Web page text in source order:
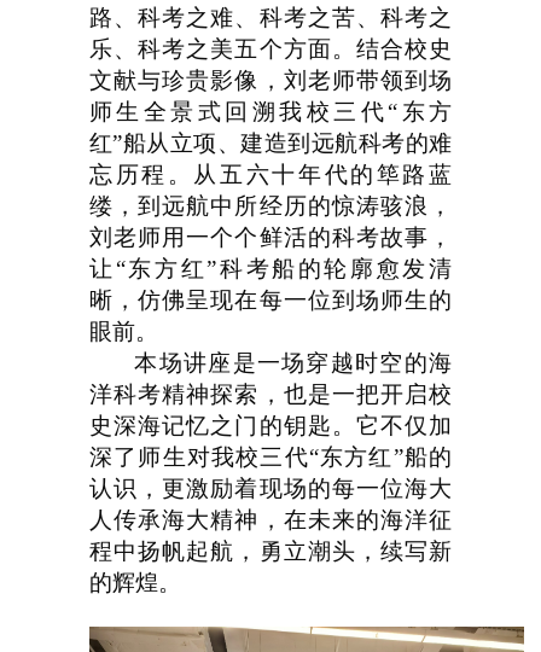
路、科考之难、科考之苦、科考之
乐、科考之美五个方面。结合校史
文献与珍贵影像，刘老师带领到场
师生全景式回溯我校三代“东方
红”船从立项、建造到远航科考的难
忘历程。从五六十年代的筚路蓝
缕，到远航中所经历的惊涛骇浪，
刘老师用一个个鲜活的科考故事，
让“东方红”科考船的轮廓愈发清
晰，仿佛呈现在每一位到场师生的
眼前。
本场讲座是一场穿越时空的海
洋科考精神探索，也是一把开启校
史深海记忆之门的钥匙。它不仅加
深了师生对我校三代“东方红”船的
认识，更激励着现场的每一位海大
人传承海大精神，在未来的海洋征
程中扬帆起航，勇立潮头，续写新
的辉煌。